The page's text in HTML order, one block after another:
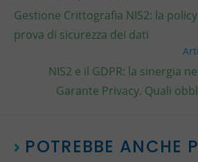
Gestione Crittografia NIS2: la
prova di sicurezza dei dati
NIS2 e il GDPR: la sinergia
Garante Privacy. Quali
POTREBBE ANCHE